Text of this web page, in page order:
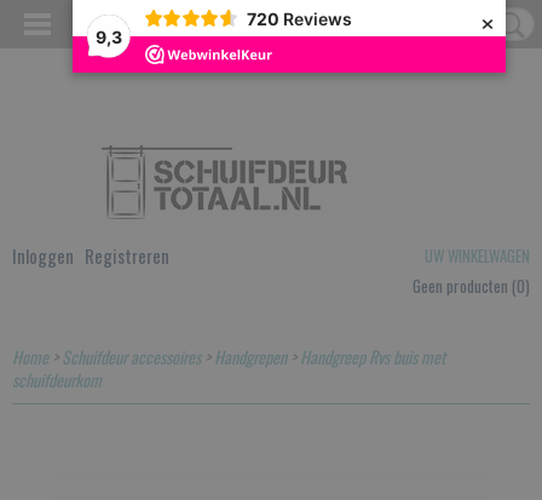
9,3
720 Reviews ×
Inloggen Registreren
UW WINKELWAGEN
Geen producten (0)
Home>Schuifdeur accessoires>Handgrepen>Handgreep Rvs buis met
schuifdeurkom